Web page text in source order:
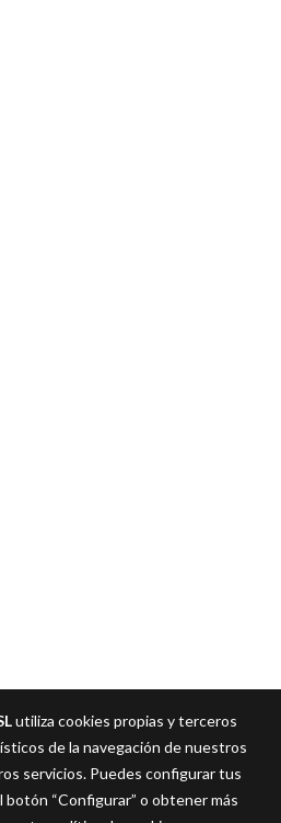
utiliza cookies propias y terceros
de la navegación de nuestros
servicios. Puedes configurar tus
“Configurar” o obtener más